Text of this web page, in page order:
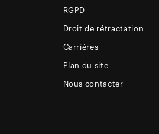
RGPD
Droit de rétractation
Carrières
Plan du site
Nous contacter